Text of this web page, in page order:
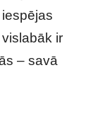
ir
– savā